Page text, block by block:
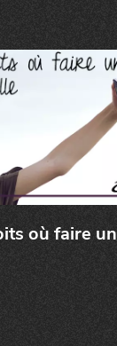
où faire un